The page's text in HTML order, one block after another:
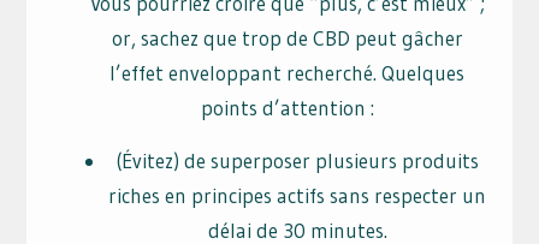
or, sachez que trop de CBD peut gâcher
l’effet enveloppant recherché. Quelques
points d’attention :
(Évitez) de superposer plusieurs produits
riches en principes actifs sans respecter un
délai de 30 minutes.